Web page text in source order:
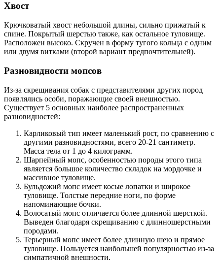
Хвост
Крючковатый хвост небольшой длины, сильно прижатый к
спине. Покрытый шерстью также, как остальное туловище.
Расположен высоко. Скручен в форму тугого кольца с одним
или двумя витками (второй вариант предпочтительней).
Разновидности мопсов
Из-за скрещивания собак с представителями других пород
появлялись особи, поражающие своей внешностью.
Существует 5 основных наиболее распространенных
разновидностей:
Карликовый тип имеет маленький рост, по сравнению с
другими разновидностями, всего 20-21 сантиметр.
Масса тела от 1 до 4 килограмм.
Шарпейный мопс, особенностью породы этого типа
является большое количество складок на мордочке и
массивное туловище.
Бульдожий мопс имеет косые лопатки и широкое
туловище. Толстые передние ноги, по форме
напоминающие бочки.
Волосатый мопс отличается более длинной шерсткой.
Выведен благодаря скрещиванию с длинношерстными
породами.
Терьерный мопс имеет более длинную шею и прямое
туловище. Пользуется наибольшей популярностью из-за
симпатичной внешности.